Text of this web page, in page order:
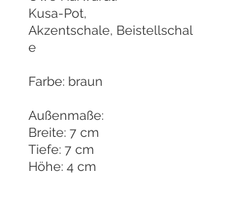
Kusa-Pot,
Akzentschale, Beistellschal
e
Farbe: braun
Außenmaße:
Breite: 7 cm
Tiefe: 7 cm
Höhe: 4 cm